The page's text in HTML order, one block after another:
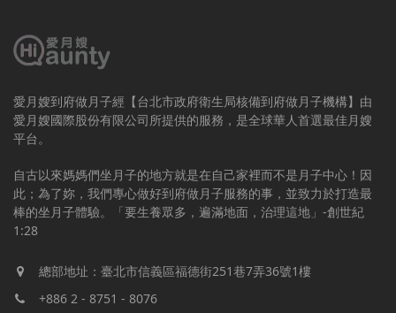
愛月嫂到府做月子經【台北市政府衛生局核備到府做月子機構】由
愛月嫂國際股份有限公司所提供的服務，是全球華人首選最佳月嫂
平台。
自古以來媽媽們坐月子的地方就是在自己家裡而不是月子中心！因
此；為了妳，我們專心做好到府做月子服務的事，並致力於打造最
棒的坐月子體驗。「要生養眾多，遍滿地面，治理這地」-創世紀
1:28
總部地址：臺北市信義區福德街251巷7弄36號1樓
+886 2 - 8751 - 8076